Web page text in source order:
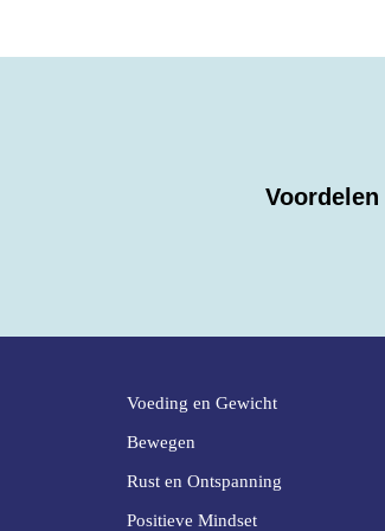
Voeding en Gewicht
Bewegen
Rust en Ontspanning
Positieve Mindset